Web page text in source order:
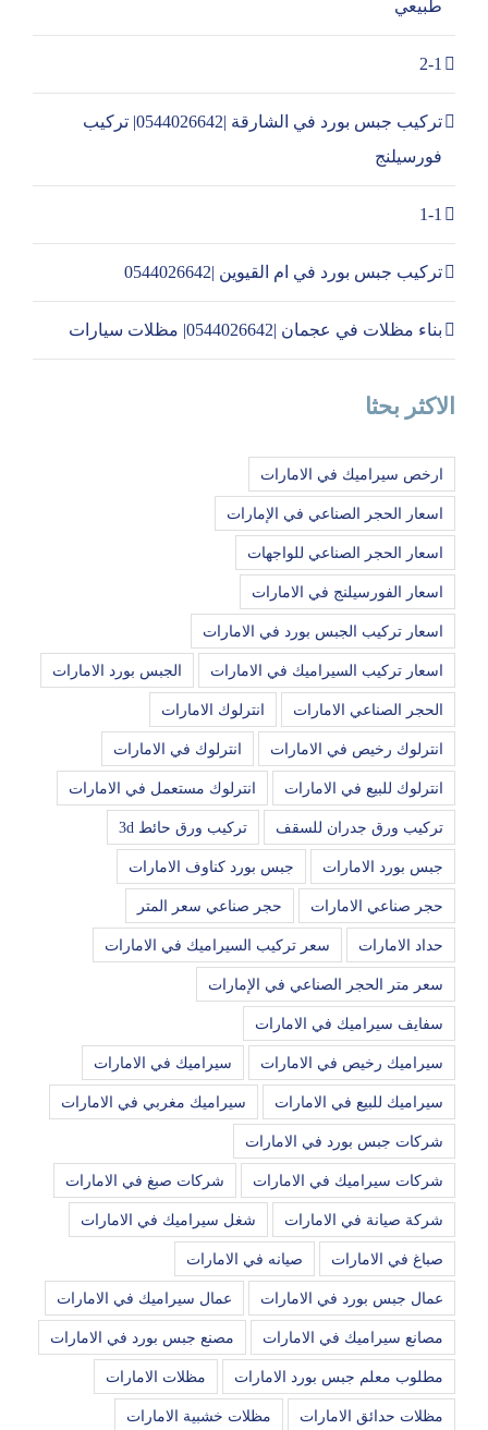
طبيعي
2-1
تركيب جبس بورد في الشارقة |0544026642| تركيب
فورسيلنج
1-1
تركيب جبس بورد في ام القيوين |0544026642
بناء مظلات في عجمان |0544026642| مظلات سيارات
الاكثر بحثا
ارخص سيراميك في الامارات
اسعار الحجر الصناعي في الإمارات
اسعار الحجر الصناعي للواجهات
اسعار الفورسيلنج في الامارات
اسعار تركيب الجبس بورد في الامارات
اسعار تركيب السيراميك في الامارات الجبس بورد الامارات
الحجر الصناعي الامارات انترلوك الامارات
انترلوك رخيص في الامارات انترلوك في الامارات
انترلوك للبيع في الامارات انترلوك مستعمل في الامارات
تركيب ورق جدران للسقف تركيب ورق حائط 3d
جبس بورد الامارات جبس بورد كناوف الامارات
حجر صناعي الامارات حجر صناعي سعر المتر
حداد الامارات سعر تركيب السيراميك في الامارات
سعر متر الحجر الصناعي في الإمارات
سفايف سيراميك في الامارات
سيراميك رخيص في الامارات سيراميك في الامارات
سيراميك للبيع في الامارات سيراميك مغربي في الامارات
شركات جبس بورد في الامارات
شركات سيراميك في الامارات شركات صبغ في الامارات
شركة صيانة في الامارات شغل سيراميك في الامارات
صباغ في الامارات صيانه في الامارات
عمال جبس بورد في الامارات عمال سيراميك في الامارات
مصانع سيراميك في الامارات مصنع جبس بورد في الامارات
مطلوب معلم جبس بورد الامارات مظلات الامارات
مظلات حدائق الامارات مظلات خشبية الامارات